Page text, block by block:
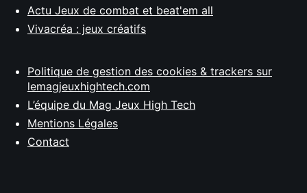
Actu Jeux de combat et beat'em all
Vivacréa : jeux créatifs
Politique de gestion des cookies & trackers sur
lemagjeuxhightech.com
L’équipe du Mag Jeux High Tech
Mentions Légales
Contact